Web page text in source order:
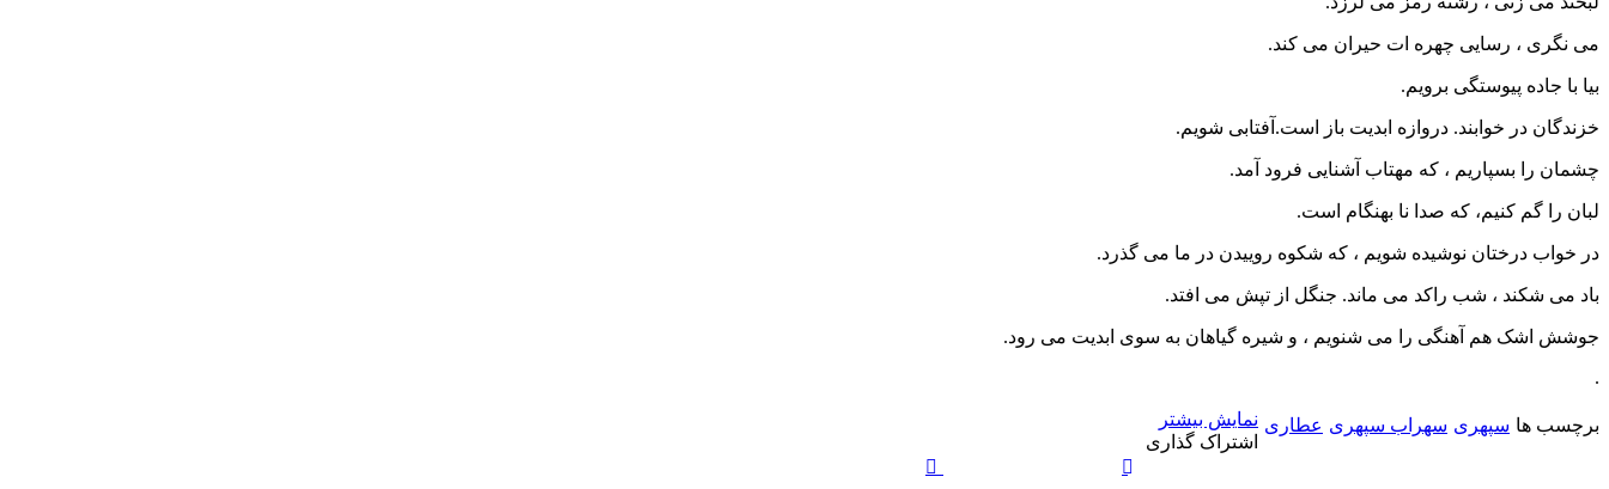
می نگری ، رسایی چهره ات حیران می کند.
بیا با جاده پیوستگی برویم.
خزندگان در خوابند. دروازه ابدیت باز است.آفتابی شویم.
چشمان را بسپاریم ، که مهتاب آشنایی فرود آمد.
لبان را گم کنیم، که صدا نا بهنگام است.
در خواب درختان نوشیده شویم ، که شکوه روییدن در ما می گذرد.
باد می شکند ، شب راکد می ماند. جنگل از تپش می افتد.
جوشش اشک هم آهنگی را می شنویم ، و شیره گیاهان به سوی ابدیت می رود.
.
برچسب ها سپهری سهراب سپهری عطاری نمایش بیشتر
اشتراک گذاری
بوک
آپ
گذاری